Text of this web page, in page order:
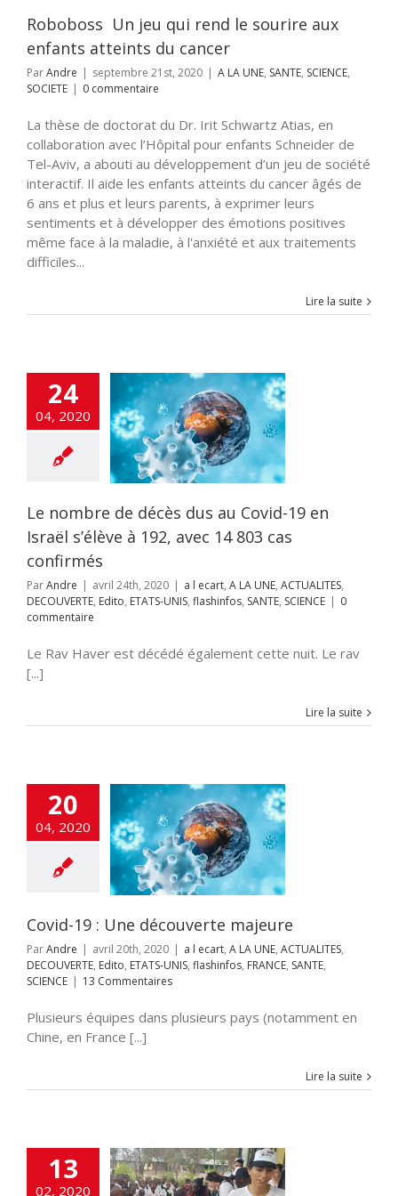
Roboboss Un jeu qui rend le sourire aux
enfants atteints du cancer
ParAndre | septembre 21st, 2020 | A LA UNE, SANTE, SCIENCE,
SOCIETE | 0 commentaire
La thèse de doctorat du Dr. Irit Schwartz Atias, en
collaboration avec l’Hôpital pour enfants Schneider de
Tel-Aviv, a abouti au développement d’un jeu de société
interactif. Il aide les enfants atteints du cancer âgés de
6 ans et plus et leurs parents, à exprimer leurs
sentiments et à développer des émotions positives
même face à la maladie, à l'anxiété et aux traitements
difficiles...
Lire la suite
24
04, 2020
de décès
Covid-19 en
à 192, avec
A LA UNE
SANTE SCIENCE
Le nombre de décès dus au Covid-19 en
Israël s’élève à 192, avec 14 803 cas
confirmés
ParAndre | avril 24th, 2020 | a l ecart, A LA UNE, ACTUALITES,
DECOUVERTE, Edito, ETATS-UNIS, flashinfos, SANTE, SCIENCE | 0
commentaire
Le Rav Haver est décédé également cette nuit. Le rav
[...]
Lire la suite
20
04, 2020
19 : Une
majeure
A LA UNE
DECOUVERTE
ETATS-UNIS
Covid-19 : Une découverte majeure
ParAndre | avril 20th, 2020 | a l ecart, A LA UNE, ACTUALITES,
DECOUVERTE, Edito, ETATS-UNIS, flashinfos, FRANCE, SANTE,
SCIENCE | 13 Commentaires
Plusieurs équipes dans plusieurs pays (notamment en
Chine, en France [...]
Lire la suite
13
02, 2020
de Tel-Aviv